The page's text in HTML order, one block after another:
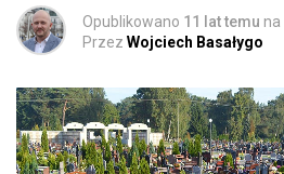
Opublikowano 11 lat temu na
Przez Wojciech Basałygo